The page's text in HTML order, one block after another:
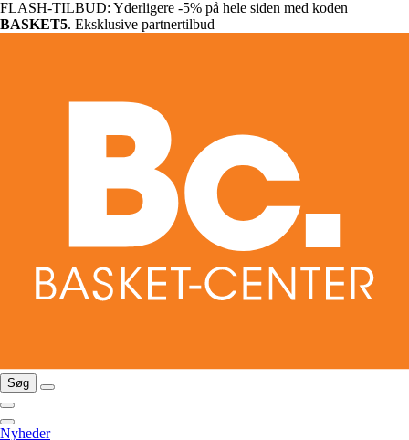
FLASH-TILBUD: Yderligere -5% på hele siden med koden
BASKET5. Eksklusive partnertilbud
Søg
Nyheder